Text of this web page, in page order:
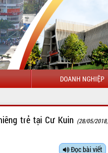
DOANH NGHIỆP
trẻ tại Cư Kuin (28/05/2018,
Đọc bài viết